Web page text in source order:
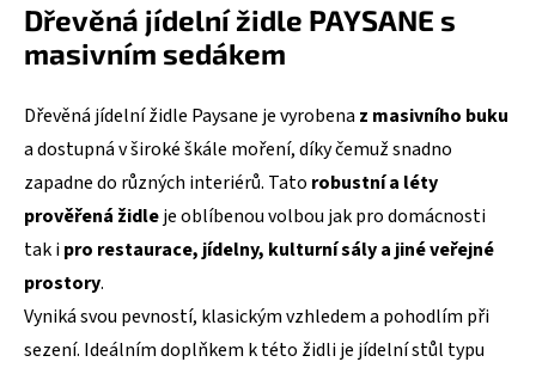
Dřevěná jídelní židle PAYSANE s
masivním sedákem
Dřevěná jídelní židle Paysane je vyrobena z masivního buku
a dostupná v široké škále moření, díky čemuž snadno
zapadne do různých interiérů. Tato robustní a léty
prověřená židleje oblíbenou volbou jak pro domácnosti
tak ipro restaurace, jídelny, kulturní sály a jiné veřejné
prostory.
Vyniká svou pevností, klasickým vzhledem a pohodlím při
sezení. Ideálním doplňkem k této židli je jídelní stůl typu